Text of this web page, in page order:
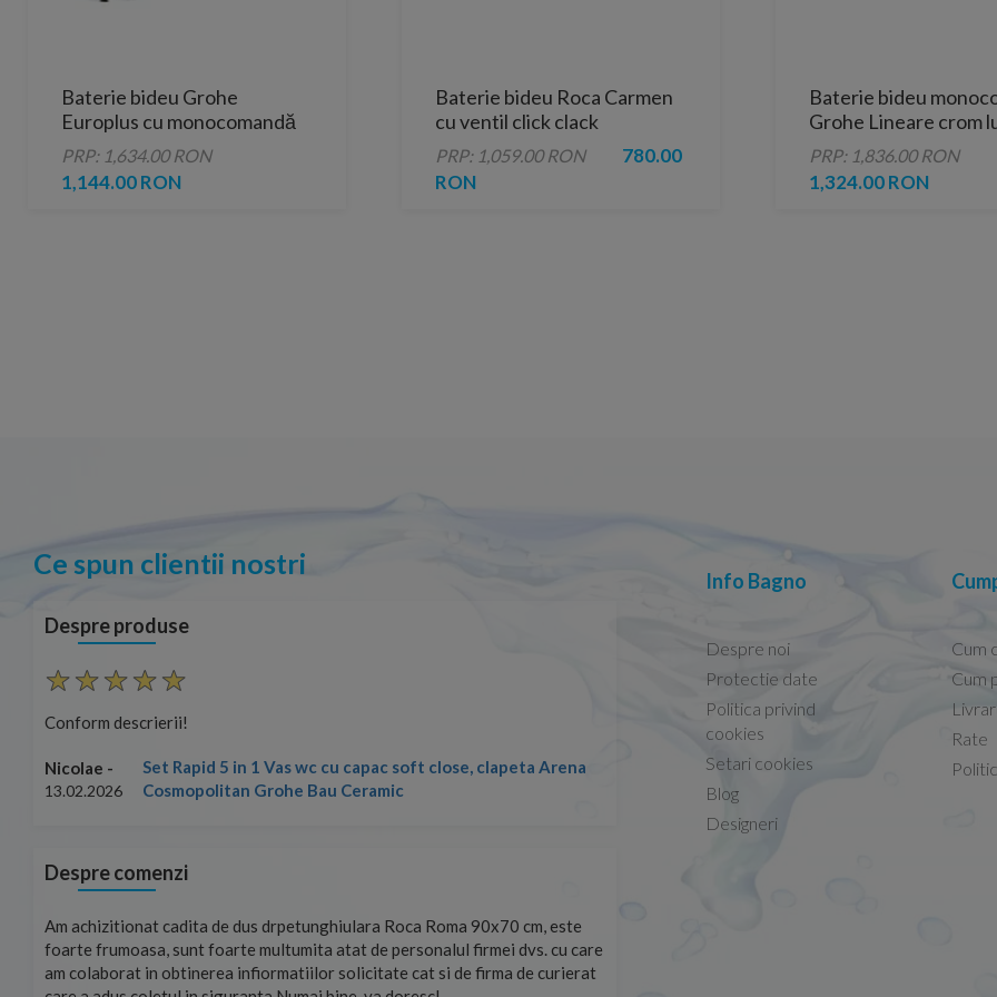
Baterie bideu Grohe
Europlus cu monocomandă
1/2″ Mărimea S
PRP: 1,634.00 RON
1,144.00 RON
Baterie bideu Roca Carmen
cu ventil click clack
PRP: 1,059.00 RON
780.00
RON
Baterie bideu
Grohe Lineare crom
PRP: 1,836.00 RON
1,324.00 RON
Ce spun clientii nostri
Despre produse
Conform descrierii!
Nicolae -
13.02.2026
Set Rapid 5 in 1 Vas wc cu capac soft close, clapeta Arena
Cosmopolitan Grohe Bau Ceramic
Conform descrierii!
13.02.2026
Despre comenzi
Am achizitionat cadita de dus drpetunghiulara Roca Roma 90x70 cm, este
foarte frumoasa, sunt foarte multumita atat de personalul firmei dvs. cu care
am colaborat in obtinerea infiormatiilor solicitate cat si de firma de curierat
Info Bagno
Despre noi
Protectie date
Politica privind
cookies
Setari cookies
Blog
Designeri
Cum
Cum
Rate